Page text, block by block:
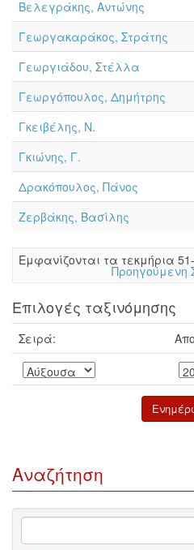
Βελεγράκης, Αντώνης
Γεωργακαράκος, Στράτης
Γεωργιάδου, Στέλλα
Γεωργόπουλος, Δημήτρης
Γκειβέλης, Ν.
Γκιώνης, Γ.
Δρακόπουλος, Πάνος
Ζερβάκης, Βασίλης
Eμφανίζονται τα τεκμήρια
Προηγούμενη
Επιλογές ταξινόμησης
Σειρά:
Αναζήτηση